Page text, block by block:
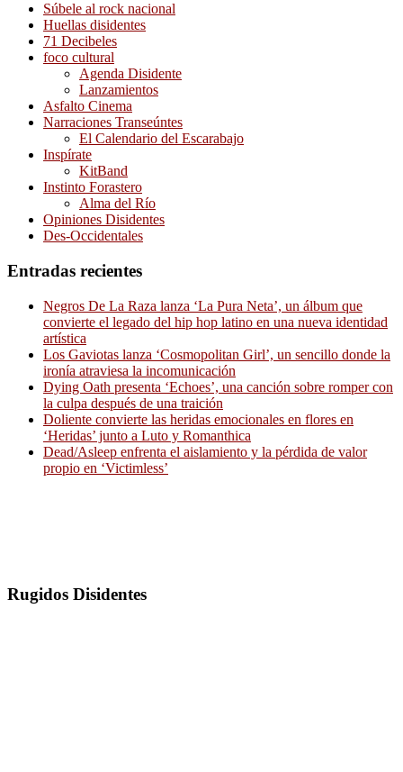
Súbele al rock nacional
Huellas disidentes
71 Decibeles
foco cultural
Agenda Disidente
Lanzamientos
Asfalto Cinema
Narraciones Transeúntes
El Calendario del Escarabajo
Inspírate
KitBand
Instinto Forastero
Alma del Río
Opiniones Disidentes
Des-Occidentales
Entradas recientes
Negros De La Raza lanza ‘La Pura Neta’, un álbum que
convierte el legado del hip hop latino en una nueva identidad
artística
Los Gaviotas lanza ‘Cosmopolitan Girl’, un sencillo donde la
ironía atraviesa la incomunicación
Dying Oath presenta ‘Echoes’, una canción sobre romper con
la culpa después de una traición
Doliente convierte las heridas emocionales en flores en
‘Heridas’ junto a Luto y Romanthica
Dead/Asleep enfrenta el aislamiento y la pérdida de valor
propio en ‘Victimless’
Rugidos Disidentes